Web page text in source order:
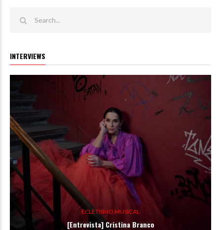
INTERVIEWS
ECLETISMO MUSICAL
[Entrevista] Cristina Branco